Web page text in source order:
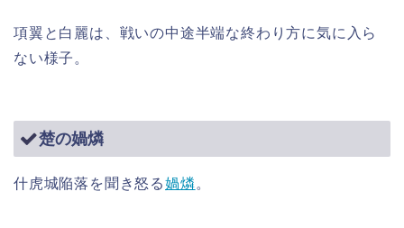
項翼と白麗は、戦いの中途半端な終わり方に気に入ら
ない様子。
楚の媧燐
什虎城陥落を聞き怒る媧燐。